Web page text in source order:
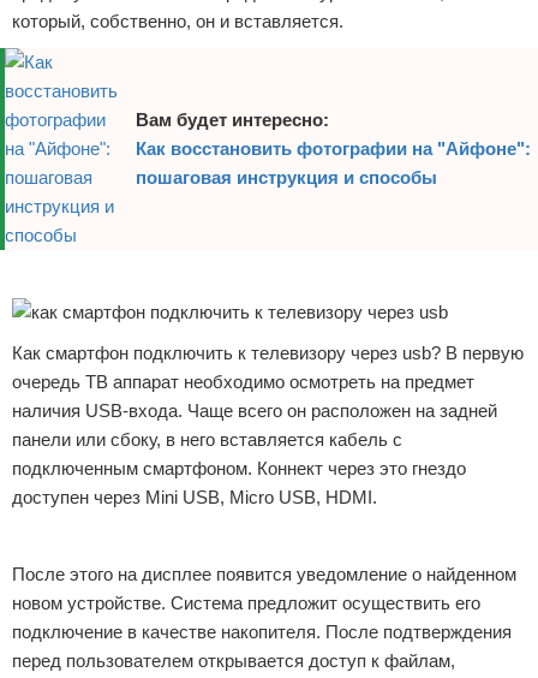
который, собственно, он и вставляется.
Вам будет интересно:
Как восстановить фотографии на "Айфоне":
пошаговая инструкция и способы
Как смартфон подключить к телевизору через usb? В первую
очередь ТВ аппарат необходимо осмотреть на предмет
наличия USB-входа. Чаще всего он расположен на задней
панели или сбоку, в него вставляется кабель с
подключенным смартфоном. Коннект через это гнездо
доступен через Mini USB, Micro USB, HDMI.
После этого на дисплее появится уведомление о найденном
новом устройстве. Система предложит осуществить его
подключение в качестве накопителя. После подтверждения
перед пользователем открывается доступ к файлам,